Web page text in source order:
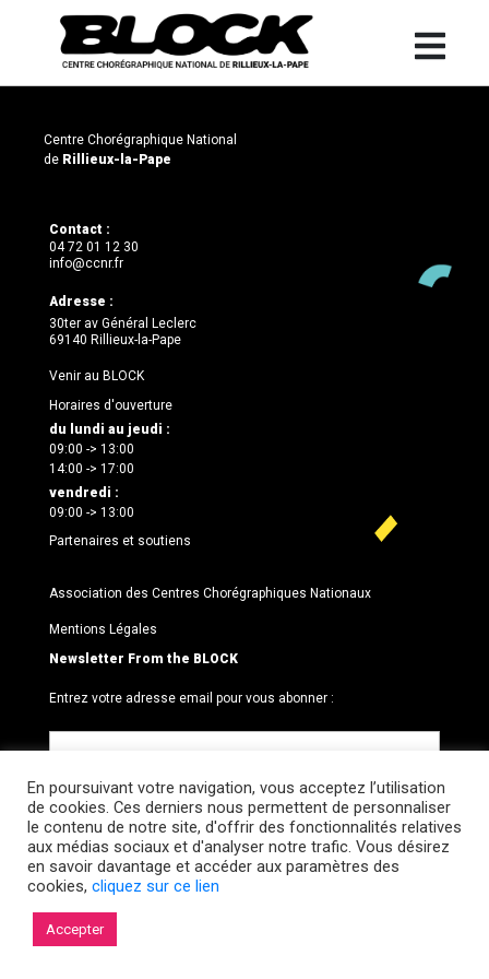
Centre Chorégraphique National
de Rillieux-la-Pape
Contact :
04 72 01 12 30
info@ccnr.fr
Adresse :
30ter av Général Leclerc
69140 Rillieux-la-Pape
Venir au BLOCK
Horaires d'ouverture
du lundi au jeudi :
09:00 -> 13:00
14:00 -> 17:00
vendredi :
09:00 -> 13:00
Partenaires et soutiens
Association des Centres Chorégraphiques Nationaux
Mentions Légales
Newsletter From the BLOCK
Entrez votre adresse email pour vous abonner :
© 2026 Le BLOCK · CCNR. Tous droits réservés.
En poursuivant votre navigation, vous acceptez l’utilisation
de cookies. Ces derniers nous permettent de personnaliser
le contenu de notre site, d'offrir des fonctionnalités relatives
aux médias sociaux et d'analyser notre trafic. Vous désirez
en savoir davantage et accéder aux paramètres des
cookies, cliquez sur ce lien
Accepter